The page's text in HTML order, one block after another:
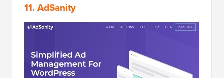
11. AdSanity